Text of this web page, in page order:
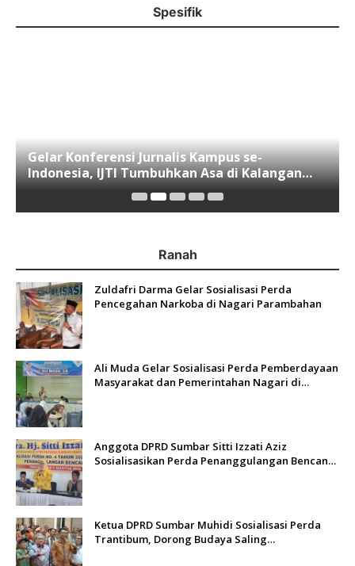
Spesifik
Gelar Konferensi Jurnalis Kampus se-
Indonesia, IJTI Tumbuhkan Asa di Kalangan
Jurnalis Muda di Era Disruspi Digital
Ranah
Zuldafri Darma Gelar Sosialisasi Perda
Pencegahan Narkoba di Nagari Parambahan
Ali Muda Gelar Sosialisasi Perda Pemberdayaan
Masyarakat dan Pemerintahan Nagari di
Anggota DPRD Sumbar Sitti Izzati Aziz
Sosialisasikan Perda Penanggulangan Bencana
Ketua DPRD Sumbar Muhidi Sosialisasi Perda
Trantibum, Dorong Budaya Saling